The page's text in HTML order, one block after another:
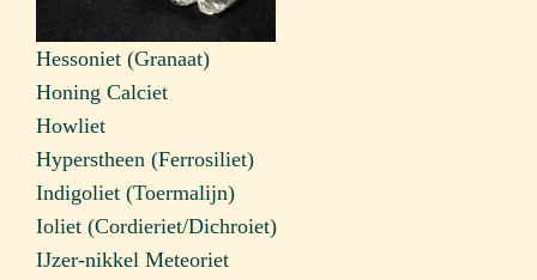
Hessoniet (Granaat)
Honing Calciet
Howliet
Hyperstheen (Ferrosiliet)
Indigoliet (Toermalijn)
Ioliet (Cordieriet/Dichroiet)
IJzer-nikkel Meteoriet